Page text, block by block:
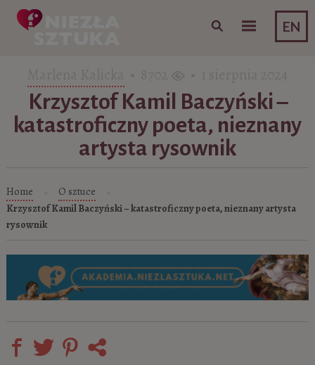
EN
Skip to content
Krzysztof Kamil Baczyński –
katastroficzny poeta, nieznany
artysta rysownik
Home O sztuce
Krzysztof Kamil Baczyński – katastroficzny poeta, nieznany artysta
rysownik